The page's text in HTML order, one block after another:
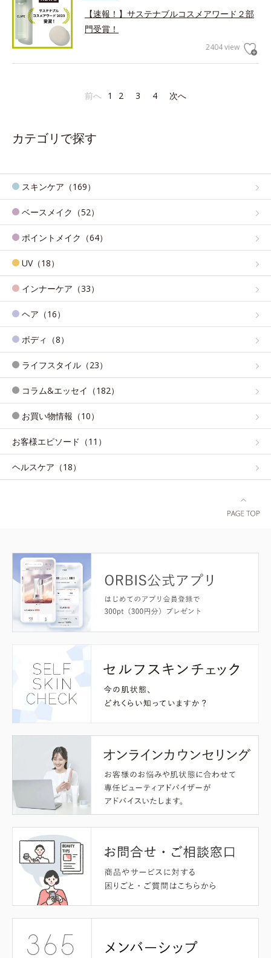
【速報！】サステナブルコスメアワード２部
門受賞！
2404 view
前へ 1 2 3 4 次へ
カテゴリで探す
スキンケア（169）
ベースメイク（52）
ポイントメイク（64）
UV（18）
インナーケア（33）
ヘア（16）
ボディ（8）
ライフスタイル（23）
コラム&エッセイ（182）
お買い物情報（10）
お客様エピソード（11）
ヘルスケア（18）